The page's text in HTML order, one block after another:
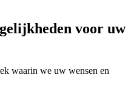
voor uw
waarin we uw wensen en